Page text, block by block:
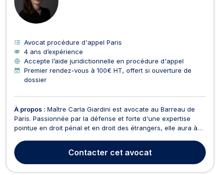
Avocat procédure d'appel Paris
4 ans d’expérience
Accepte l’aide juridictionnelle en procédure d'appel
Premier rendez-vous à 100€ HT, offert si ouverture de
dossier
À propos : Maître Carla Giardini est avocate au Barreau de
Paris. Passionnée par la défense et forte d'une expertise
pointue en droit pénal et en droit des étrangers, elle aura à
travers des situations juridiques délicates. Droit des étrangers
· Droit pénalDiplômée de l'École de...
Contacter cet avocat